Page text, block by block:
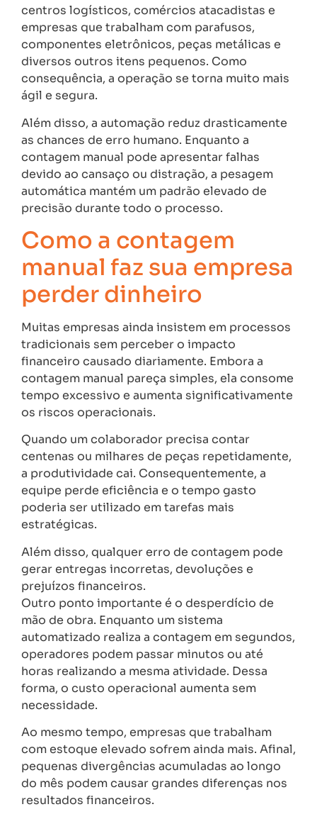
centros logísticos, comércios atacadistas e
empresas que trabalham com parafusos,
componentes eletrônicos, peças metálicas e
diversos outros itens pequenos. Como
consequência, a operação se torna muito mais
ágil e segura.
Além disso, a automação reduz drasticamente
as chances de erro humano. Enquanto a
contagem manual pode apresentar falhas
devido ao cansaço ou distração, a pesagem
automática mantém um padrão elevado de
precisão durante todo o processo.
Como a contagem
manual faz sua empresa
perder dinheiro
Muitas empresas ainda insistem em processos
tradicionais sem perceber o impacto
financeiro causado diariamente. Embora a
contagem manual pareça simples, ela consome
tempo excessivo e aumenta significativamente
os riscos operacionais.
Quando um colaborador precisa contar
centenas ou milhares de peças repetidamente,
a produtividade cai. Consequentemente, a
equipe perde eficiência e o tempo gasto
poderia ser utilizado em tarefas mais
estratégicas.
Além disso, qualquer erro de contagem pode
gerar entregas incorretas, devoluções e
prejuízos financeiros.
Outro ponto importante é o desperdício de
mão de obra. Enquanto um sistema
automatizado realiza a contagem em segundos,
operadores podem passar minutos ou até
horas realizando a mesma atividade. Dessa
forma, o custo operacional aumenta sem
necessidade.
Ao mesmo tempo, empresas que trabalham
com estoque elevado sofrem ainda mais. Afinal,
pequenas divergências acumuladas ao longo
do mês podem causar grandes diferenças nos
resultados financeiros.